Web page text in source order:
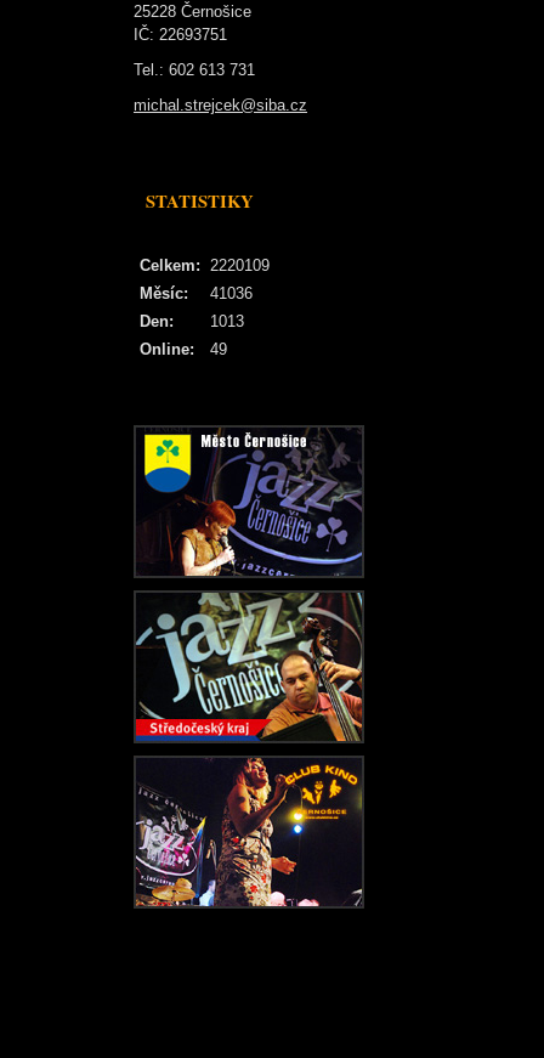
25228 Černošice
IČ: 22693751
Tel.: 602 613 731
michal.strejcek@siba.cz
STATISTIKY
Online: 49
Celkem: 2220109
Měsíc:
41036
Den:
1013